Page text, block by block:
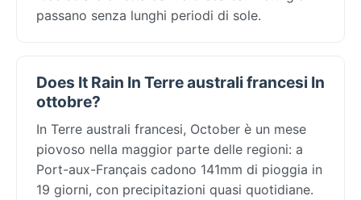
passano senza lunghi periodi di sole.
Does It Rain In Terre australi francesi In
ottobre?
In Terre australi francesi, October è un mese
piovoso nella maggior parte delle regioni: a
Port-aux-Français cadono 141mm di pioggia in
19 giorni, con precipitazioni quasi quotidiane.